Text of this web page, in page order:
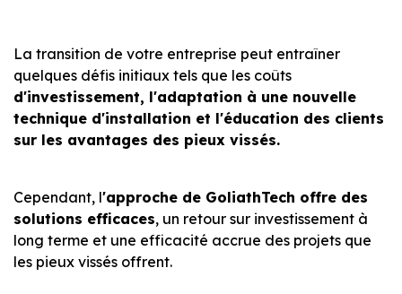
La transition de votre entreprise peut entraîner
quelques défis initiaux tels que les coûts
d'investissement, l'adaptation à une nouvelle
technique d'installation et l'éducation des clients
sur les avantages des pieux vissés.
Cependant, l'approche de GoliathTech offre des
solutions efficaces, un retour sur investissement à
long terme et une efficacité accrue des projets que
les pieux vissés offrent.